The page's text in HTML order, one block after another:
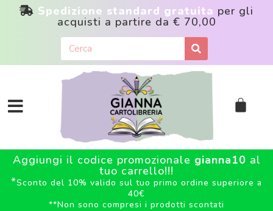
Spedizione standard gratuita per gli
acquisti a partire da € 70,00
Aggiungi il codice promozionale gianna10 al
tuo carrello!!!
*Sconto del 10% valido sul tuo primo ordine superiore a
40€
**Non sono compresi i prodotti scontati